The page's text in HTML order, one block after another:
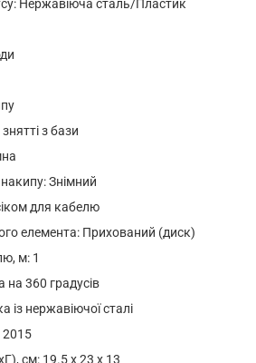
Нержавіюча сталь/Пластик
з бази
Знімний
для кабелю
елемента: Прихований (диск)
м: 1
360 градусів
із нержавіючої сталі
2015
см: 19.5 х 23 х 13